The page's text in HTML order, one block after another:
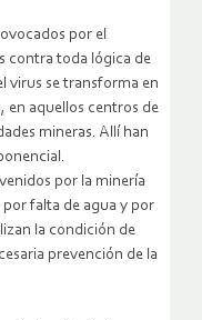
por el
contra toda lógica de
virus se transforma en
en aquellos centros de
mineras. Allí han
por la minería
falta de agua y por
la condición de
prevención de la